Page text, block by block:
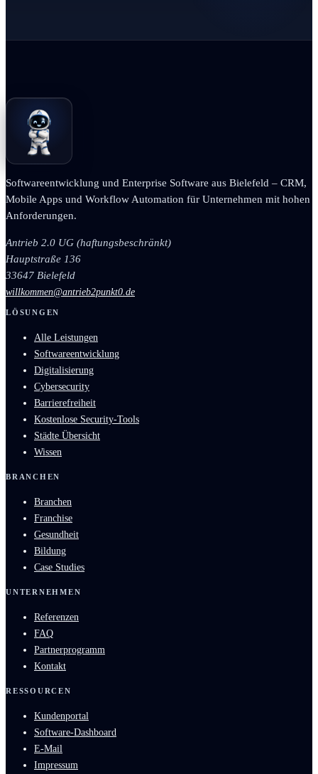
Softwareentwicklung und Enterprise Software aus Bielefeld – CRM,
Mobile Apps und Workflow Automation für Unternehmen mit hohen
Anforderungen.
Antrieb 2.0 UG (haftungsbeschränkt)
Hauptstraße 136
33647 Bielefeld
willkommen@antrieb2punkt0.de
LÖSUNGEN
Alle Leistungen
Softwareentwicklung
Digitalisierung
Cybersecurity
Barrierefreiheit
Kostenlose Security-Tools
Städte Übersicht
Wissen
BRANCHEN
Branchen
Franchise
Gesundheit
Bildung
Case Studies
UNTERNEHMEN
Referenzen
FAQ
Partnerprogramm
Kontakt
RESSOURCEN
Kundenportal
Software-Dashboard
E-Mail
Impressum